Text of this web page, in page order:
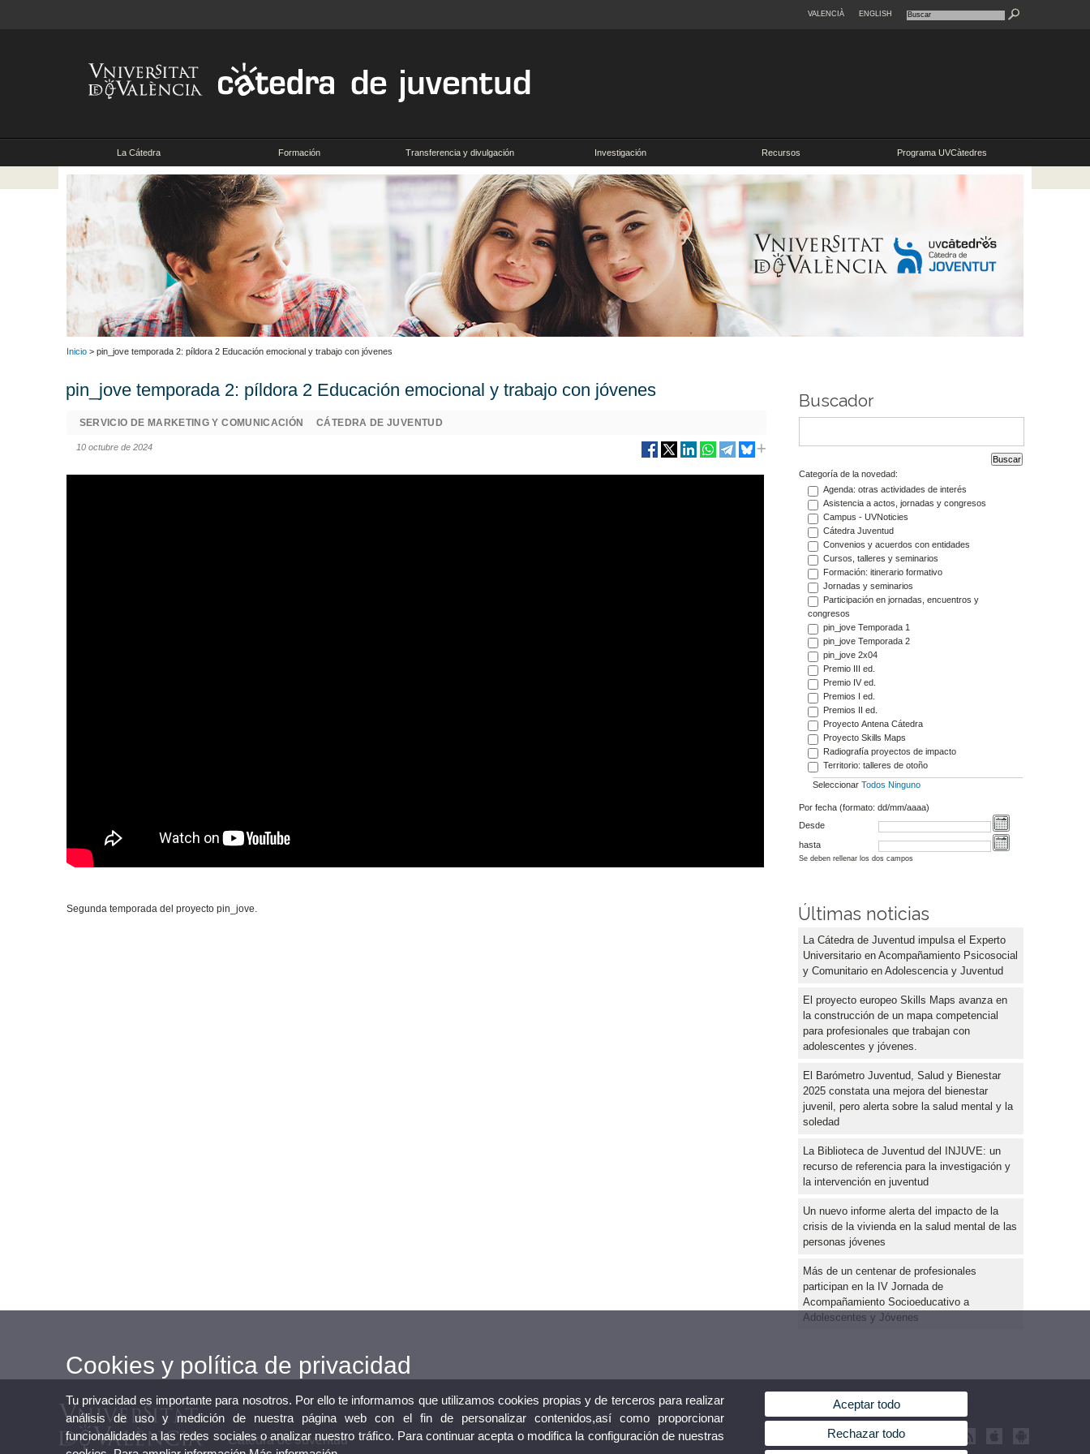
VALENCIÀ ENGLISH
La Cátedra Formación Transferencia y divulgación Investigación Recursos Programa UVCàtedres
Inicio > pin_jove temporada 2: píldora 2 Educación emocional y trabajo con jóvenes
pin_jove temporada 2: píldora 2 Educación emocional y trabajo con jóvenes
SERVICIO DE MARKETING Y COMUNICACIÓN CÁTEDRA DE JUVENTUD
10 octubre de 2024
Segunda temporada del proyecto pin_jove.
Buscador
Categoría de la novedad:
Agenda: otras actividades de interés
Asistencia a actos, jornadas y congresos
Campus - UVNoticies
Cátedra Juventud
Convenios y acuerdos con entidades
Cursos, talleres y seminarios
Formación: itinerario formativo
Jornadas y seminarios
Participación en jornadas, encuentros y
congresos
pin_jove Temporada 1
pin_jove Temporada 2
pin_jove 2x04
Premio III ed.
Premio IV ed.
Premios I ed.
Premios II ed.
Proyecto Antena Cátedra
Proyecto Skills Maps
Radiografía proyectos de impacto
Territorio: talleres de otoño
Seleccionar Todos Ninguno
Por fecha (formato: dd/mm/aaaa)
Desde
hasta
Se deben rellenar los dos campos
Últimas noticias
La Cátedra de Juventud impulsa el Experto
Universitario en Acompañamiento Psicosocial
y Comunitario en Adolescencia y Juventud
El proyecto europeo Skills Maps avanza en
la construcción de un mapa competencial
para profesionales que trabajan con
adolescentes y jóvenes.
El Barómetro Juventud, Salud y Bienestar
2025 constata una mejora del bienestar
juvenil, pero alerta sobre la salud mental y la
soledad
La Biblioteca de Juventud del INJUVE: un
recurso de referencia para la investigación y
la intervención en juventud
Un nuevo informe alerta del impacto de la
crisis de la vivienda en la salud mental de las
personas jóvenes
Más de un centenar de profesionales
participan en la IV Jornada de
Acompañamiento Socioeducativo a
Adolescentes y Jóvenes
Cátedra de Juventud
Cookies y política de privacidad
Tu privacidad es importante para nosotros. Por ello te informamos que utilizamos cookies propias y de terceros para realizar
análisis de uso y medición de nuestra página web con el fin de personalizar contenidos,así como proporcionar
funcionalidades a las redes sociales o analizar nuestro tráfico. Para continuar acepta o modifica la configuración de nuestras
Aceptar todo
Rechazar todo